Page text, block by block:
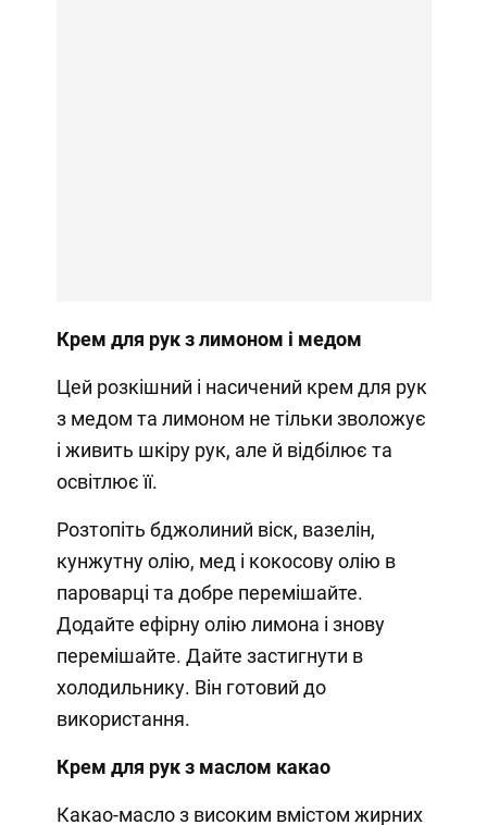
Крем для рук з лимоном і медом
Цей розкішний і насичений крем для рук
з медом та лимоном не тільки зволожує
і живить шкіру рук, але й відбілює та
освітлює її.
Розтопіть бджолиний віск, вазелін,
кунжутну олію, мед і кокосову олію в
пароварці та добре перемішайте.
Додайте ефірну олію лимона і знову
перемішайте. Дайте застигнути в
холодильнику. Він готовий до
використання.
Крем для рук з маслом какао
Какао-масло з високим вмістом жирних